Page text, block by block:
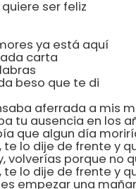
ser feliz
ya está aquí
carta
beso que te di
aferrada a mis
tu ausencia en los
que algun día
te lo dije de frente y
volverías porque no
te lo dije de frente y
empezar una